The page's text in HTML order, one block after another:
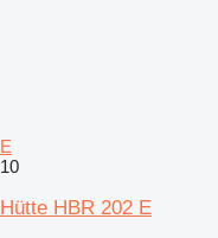
E
10
Hütte HBR 202 E